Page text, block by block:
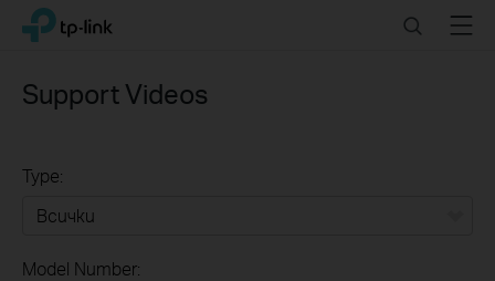
Click
navigation
TP-Link, Reliably Smart SearchMenu
Support Videos
Type:
Model Number: